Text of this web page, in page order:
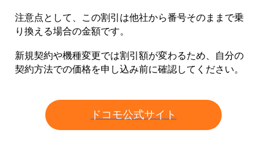
注意点として、この割引は他社から番号そのままで乗
り換える場合の金額です。
新規契約や機種変更では割引額が変わるため、自分の
契約方法での価格を申し込み前に確認してください。
ドコモ公式サイト